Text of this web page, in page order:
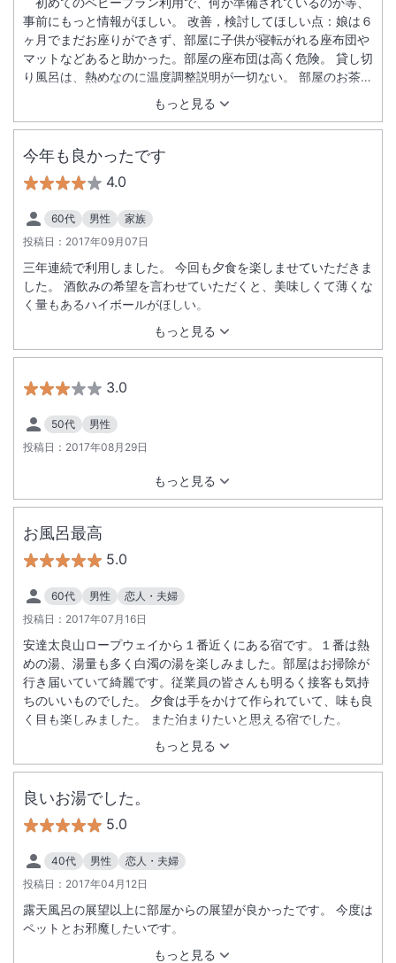
もっと見る
事前にもっと情報がほしい。 改善，検討してほしい点：娘は６
ヶ月でまだお座りができず、部屋に子供が寝転がれる座布団や
マットなどあると助かった。部屋の座布団は高く危険。 貸し切
り風呂は、熱めなのに温度調整説明が一切ない。 部屋のお茶セ
ットの茶筒の中に、お茶の葉が入っていず。 夕食は個室であっ
たが、大音量で他の部屋でカラオケが始まり、最後まで食事を
楽しめず。寝ていた娘も起きてしまい残念。部屋は無理でも、
カラオケ開始時間の検討などしてほしい。ただ、子供用の長座
布団や毛布など準備され助かった。その事も事前に知らせてほ
しい。またウェルカムベビープランだけでも、部屋食を検討で
きないか。 夕食の最後に少量の漬け物、ご飯、味噌汁がつい
た。事前に、ご飯を最初に出すか、最後に出すかも確認してほ
しい。少量の漬け物で、あの量のご飯は食べにくい。
今年も良かったです
4.0
60代 男性
家族
投稿日： 2017年09月07日
もっと見る
三年連続で利用しました。 今回も夕食を楽しませていただきま
した。 酒飲みの希望を言わせていただくと、美味しくて薄くな
く量もあるハイボールがほしい。
3.0
50代
男性
投稿日： 2017年08月29日
もっと見る
お風呂最高
5.0
60代 男性
恋人・夫婦
投稿日： 2017年07月16日
もっと見る
安達太良山ロープウェイから１番近くにある宿です。１番は熱
めの湯、湯量も多く白濁の湯を楽しみました。部屋はお掃除が
行き届いていて綺麗です。従業員の皆さんも明るく接客も気持
ちのいいものでした。 夕食は手をかけて作られていて、味も良
く目も楽しみました。 また泊まりたいと思える宿でした。
良いお湯でした。
5.0
40代 男性
恋人・夫婦
投稿日： 2017年04月12日
もっと見る
露天風呂の展望以上に部屋からの展望が良かったです。 今度は
ペットとお邪魔したいです。